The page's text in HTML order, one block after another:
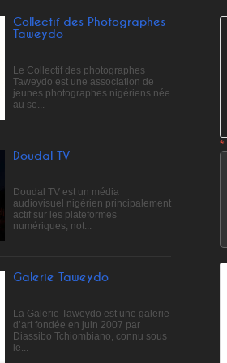
Collectif des Photographes
Taweydo
Le Collectif des photographes
Taweydo est une association de
jeunes photographes nigériens née
au se...
Doudal TV
Doudal TV est un média
audiovisuel nigérien principalement
actif sur les plateformes
numériques, not...
Galerie Taweydo
La Galerie Taweydo est une galerie
d’art fondée en juin 2007 par
Diassibo Tchiombiano, connu sous
le...
*